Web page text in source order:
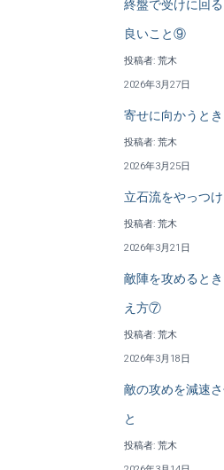
終盤で受けに回
良いこと⑨
投稿者: 荒木
2026年3月27日
寄せに向かうと
投稿者: 荒木
2026年3月25日
立石流をやっつ
投稿者: 荒木
2026年3月21日
敵陣を攻めると
え方⑦
投稿者: 荒木
2026年3月18日
敵の攻めを減速
と
投稿者: 荒木